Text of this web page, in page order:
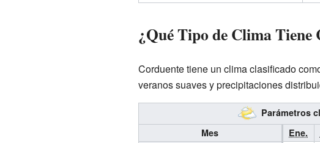
¿Qué Tipo de Clima Tiene
Corduente tiene un clima clasificado
veranos suaves y precipitaciones
Parámetros
Mes
Ene.